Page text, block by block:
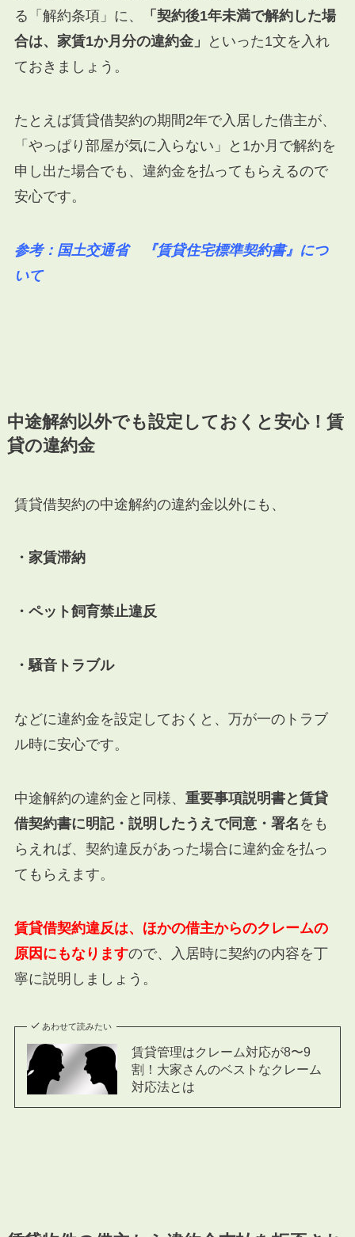
る「解約条項」に、
「契約後1年未満で解約した場
合は、家賃1か月分の違約金」
といった1文を入れ
ておきましょう。
たとえば賃貸借契約の期間2年で入居した借主が、
「やっぱり部屋が気に入らない」と1か月で解約を
申し出た場合でも、違約金を払ってもらえるので
安心です。
参考：国土交通省 『賃貸住宅標準契約書』につ
いて
中途解約以外でも設定しておくと安心！賃
貸の違約金
賃貸借契約の中途解約の違約金以外にも、
・家賃滞納
・ペット飼育禁止違反
・騒音トラブル
などに違約金を設定しておくと、万が一のトラブ
ル時に安心です。
中途解約の違約金と同様、 重要事項説明書と賃貸
借契約書に明記・説明したうえで同意・署名 をも
らえれば、契約違反があった場合に違約金を払っ
てもらえます。
賃貸借契約違反は、ほかの借主からのクレームの
原因にもなりますので、入居時に契約の内容を丁
寧に説明しましょう。
あわせて読みたい
賃貸管理はクレーム対応が8〜9
割！大家さんのベストなクレーム
対応法とは